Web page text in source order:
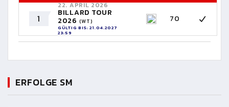
1
22. APRIL 2026
BILLARD TOUR
2026 (WT)
GÜLTIG BIS: 21.04.2027
23:59
70
ERFOLGE SM